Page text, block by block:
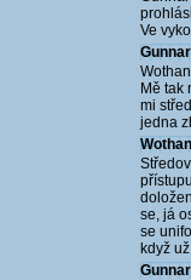
Ve
Gunnar
Mě tak
mi
jedna
Wothan
se, já
se
když
Gunnar